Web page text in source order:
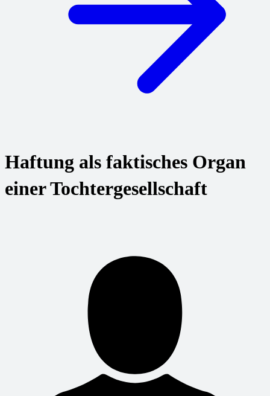
Haftung als faktisches Organ
einer Tochtergesellschaft